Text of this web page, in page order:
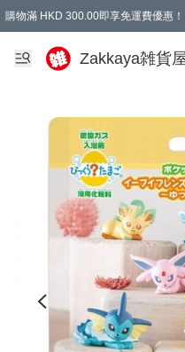
購物滿 HKD 300.00即享免運費優惠
Zakkaya雑貨